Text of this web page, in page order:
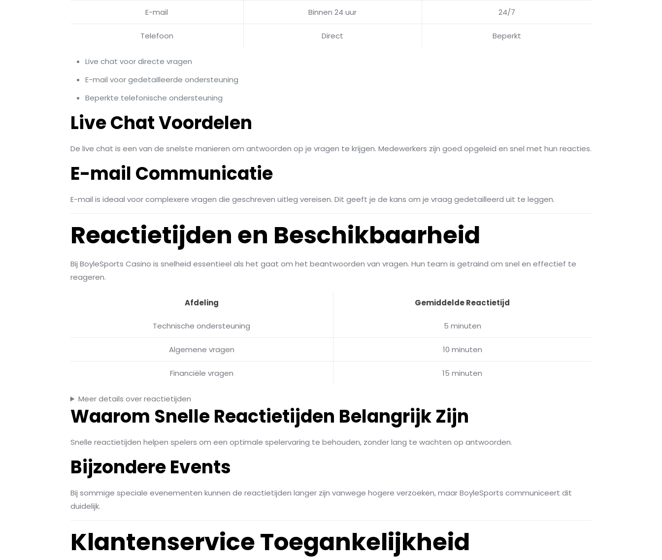
E-mail Binnen 24 uur 24/7
Telefoon Direct Beperkt
Live chat voor directe vragen
E-mail voor gedetailleerde ondersteuning
Beperkte telefonische ondersteuning
Live Chat Voordelen
De live chat is een van de snelste manieren om antwoorden op je vragen te krijgen. Medewerkers zijn goed opgeleid en snel met hun reacties.
E-mail Communicatie
E-mail is ideaal voor complexere vragen die geschreven uitleg vereisen. Dit geeft je de kans om je vraag gedetailleerd uit te leggen.
Reactietijden en Beschikbaarheid
Bij BoyleSports Casino is snelheid essentieel als het gaat om het beantwoorden van vragen. Hun team is getraind om snel en effectief te
reageren.
Afdeling Gemiddelde Reactietijd
Technische ondersteuning 5 minuten
Algemene vragen 10 minuten
Financiële vragen 15 minuten
Meer details over reactietijden
Waarom Snelle Reactietijden Belangrijk Zijn
Snelle reactietijden helpen spelers om een optimale spelervaring te behouden, zonder lang te wachten op antwoorden.
Bijzondere Events
Bij sommige speciale evenementen kunnen de reactietijden langer zijn vanwege hogere verzoeken, maar BoyleSports communiceert dit
duidelijk.
Klantenservice Toegankelijkheid